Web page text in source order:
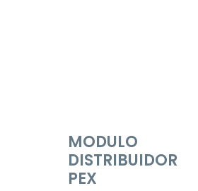
MODULO
DISTRIBUIDOR
PEX